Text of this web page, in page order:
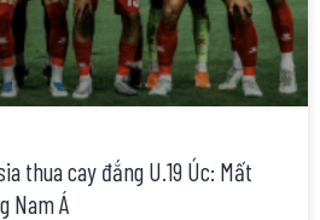
thua cay đắng U.19 Úc: Mất
Nam Á